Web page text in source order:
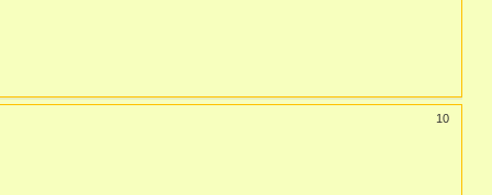
10